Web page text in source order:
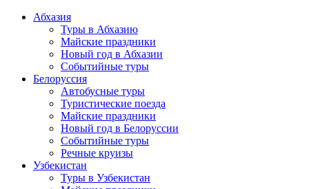
Абхазия
Туры в Абхазию
Майские праздники
Новый год в Абхазии
Событийные туры
Белоруссия
Автобусные туры
Туристические поезда
Майские праздники
Новый год в Белоруссии
Событийные туры
Речные круизы
Узбекистан
Туры в Узбекистан